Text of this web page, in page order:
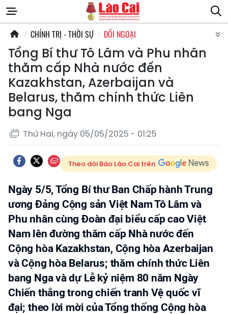
CHÍNH TRỊ - THỜI SỰ ĐỐI NGOẠI
Tổng Bí thư Tô Lâm và Phu nhân
thăm cấp Nhà nước đến
Kazakhstan, Azerbaijan và
Belarus, thăm chính thức Liên
bang Nga
Thứ Hai, ngày 05/05/2025 - 01:25
Theo dõi Báo Lào Cai trên
Ngày 5/5, Tổng Bí thư Ban Chấp hành Trung
ương Đảng Cộng sản Việt Nam Tô Lâm và
Phu nhân cùng Đoàn đại biểu cấp cao Việt
Nam lên đường thăm cấp Nhà nước đến
Cộng hòa Kazakhstan, Cộng hòa Azerbaijan
và Cộng hòa Belarus; thăm chính thức Liên
bang Nga và dự Lễ kỷ niệm 80 năm Ngày
Chiến thắng trong chiến tranh Vệ quốc vĩ
đại; theo lời mời của Tổng thống Cộng hòa